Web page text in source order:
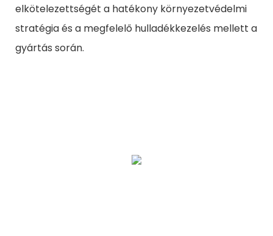
elkötelezettségét a hatékony környezetvédelmi
stratégia és a megfelelő hulladékkezelés mellett a
gyártás során.